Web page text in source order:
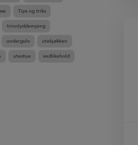
Tips og triks
trinnlyddemping
undergulv utekjøkken
utestue vedlikehold